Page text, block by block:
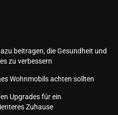
beitragen, die Gesundheit und
zu verbessern
Wohnmobils achten sollten
Upgrades für ein
Zuhause